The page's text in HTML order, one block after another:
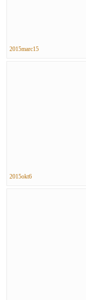
2015marc15
2015okt6